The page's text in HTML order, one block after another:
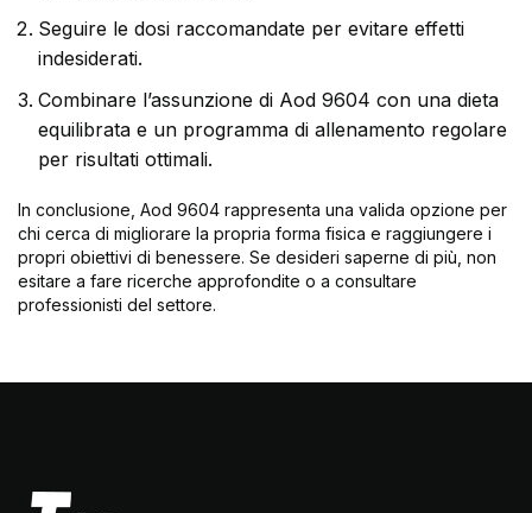
Seguire le dosi raccomandate per evitare effetti
indesiderati.
Combinare l’assunzione di Aod 9604 con una dieta
equilibrata e un programma di allenamento regolare
per risultati ottimali.
In conclusione, Aod 9604 rappresenta una valida opzione per
chi cerca di migliorare la propria forma fisica e raggiungere i
propri obiettivi di benessere. Se desideri saperne di più, non
esitare a fare ricerche approfondite o a consultare
professionisti del settore.